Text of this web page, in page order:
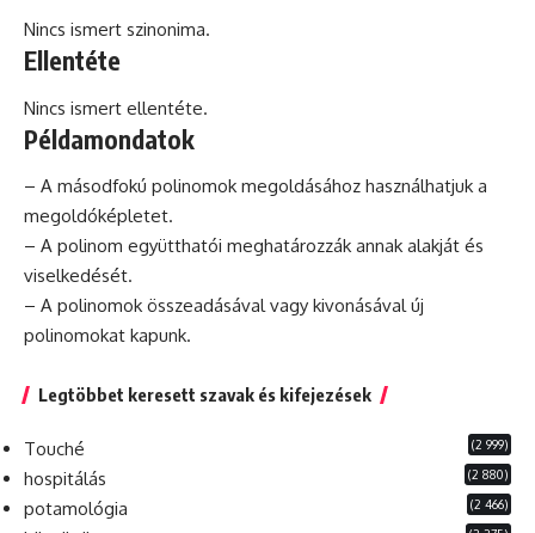
Nincs ismert szinonima.
Ellentéte
Nincs ismert ellentéte.
Példamondatok
– A másodfokú polinomok megoldásához használhatjuk a
megoldóképletet.
– A polinom együtthatói meghatározzák annak alakját és
viselkedését.
– A polinomok összeadásával vagy kivonásával új
polinomokat kapunk.
Legtöbbet keresett szavak és kifejezések
Touché (2 999)
hospitálás (2 880)
potamológia (2 466)